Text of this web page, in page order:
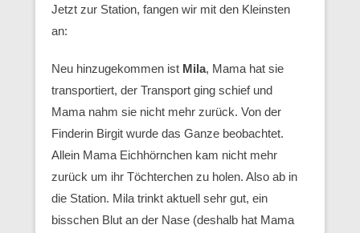
Jetzt zur Station, fangen wir mit den Kleinsten
an:
Neu hinzugekommen ist Mila, Mama hat sie
transportiert, der Transport ging schief und
Mama nahm sie nicht mehr zurück. Von der
Finderin Birgit wurde das Ganze beobachtet.
Allein Mama Eichhörnchen kam nicht mehr
zurück um ihr Töchterchen zu holen. Also ab in
die Station. Mila trinkt aktuell sehr gut, ein
bisschen Blut an der Nase (deshalb hat Mama